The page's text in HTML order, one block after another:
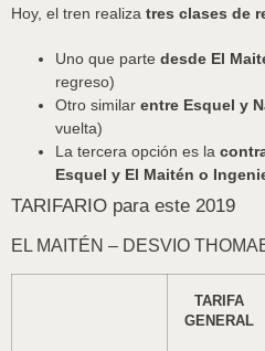
Hoy, el tren realiza tres clases de
Uno que parte desde El
regreso)
Otro similar entre Esquel y
vuelta)
La tercera opción es la
Esquel y El Maitén o
TARIFARIO para este 2019
EL MAITÉN – DESVIO
TARIFA
GENERAL